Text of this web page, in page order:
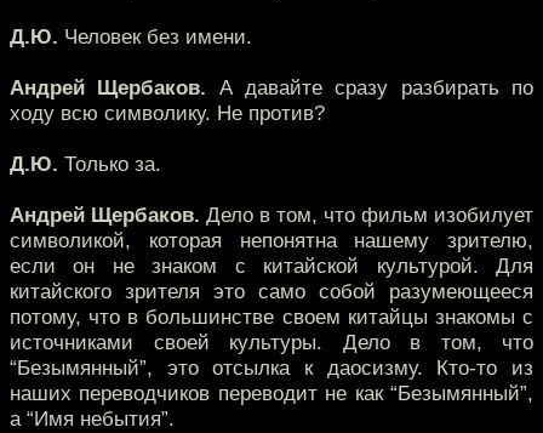
Д.Ю. Человек без имени.
Андрей Щербаков. А давайте сразу разбирать по
ходу всю символику. Не против?
Д.Ю. Только за.
Андрей Щербаков. Дело в том, что фильм изобилует
символикой, которая непонятна нашему зрителю,
если он не знаком с китайской культурой. Для
китайского зрителя это само собой разумеющееся
потому, что в большинстве своем китайцы знакомы с
источниками своей культуры. Дело в том, что
“Безымянный”, это отсылка к даосизму. Кто-то из
наших переводчиков переводит не как “Безымянный”,
а “Имя небытия”.